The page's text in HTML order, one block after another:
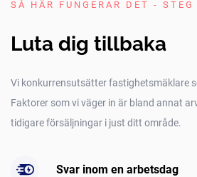
SÅ HÄR FUNGERAR DET - STEG
Luta dig tillbaka
Vi konkurrensutsätter fastighetsmäklare
Faktorer som vi väger in är bland annat
tidigare försäljningar i just ditt område.
Svar inom en arbetsdag